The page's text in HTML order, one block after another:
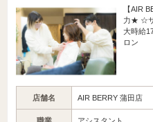
【AIR
力★ ☆
大時給
ロン
店舗名 AIR BERRY 蒲田店